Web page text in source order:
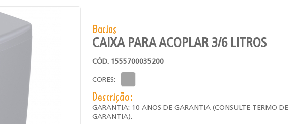
Bacias
CAIXA PARA ACOPLAR 3/6 LITROS
CÓD. 1555700035200
CORES:
Descrição:
GARANTIA: 10 ANOS DE GARANTIA (CONSULTE TERMO DE
GARANTIA).